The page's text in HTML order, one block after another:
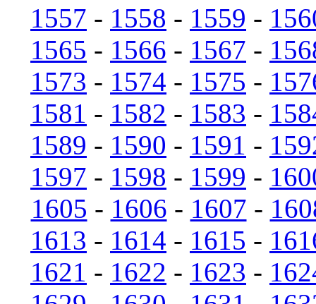
1557 - 1558 - 1559 -
1565 - 1566 - 1567 -
1573 - 1574 - 1575 -
1581 - 1582 - 1583 -
1589 - 1590 - 1591 -
1597 - 1598 - 1599 -
1605 - 1606 - 1607 -
1613 - 1614 - 1615 -
1621 - 1622 - 1623 -